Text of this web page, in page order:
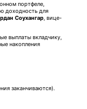
портфеле,
доходность для
Соухангар, вице-
выплаты вкладчику,
накопления
заканчиваются).